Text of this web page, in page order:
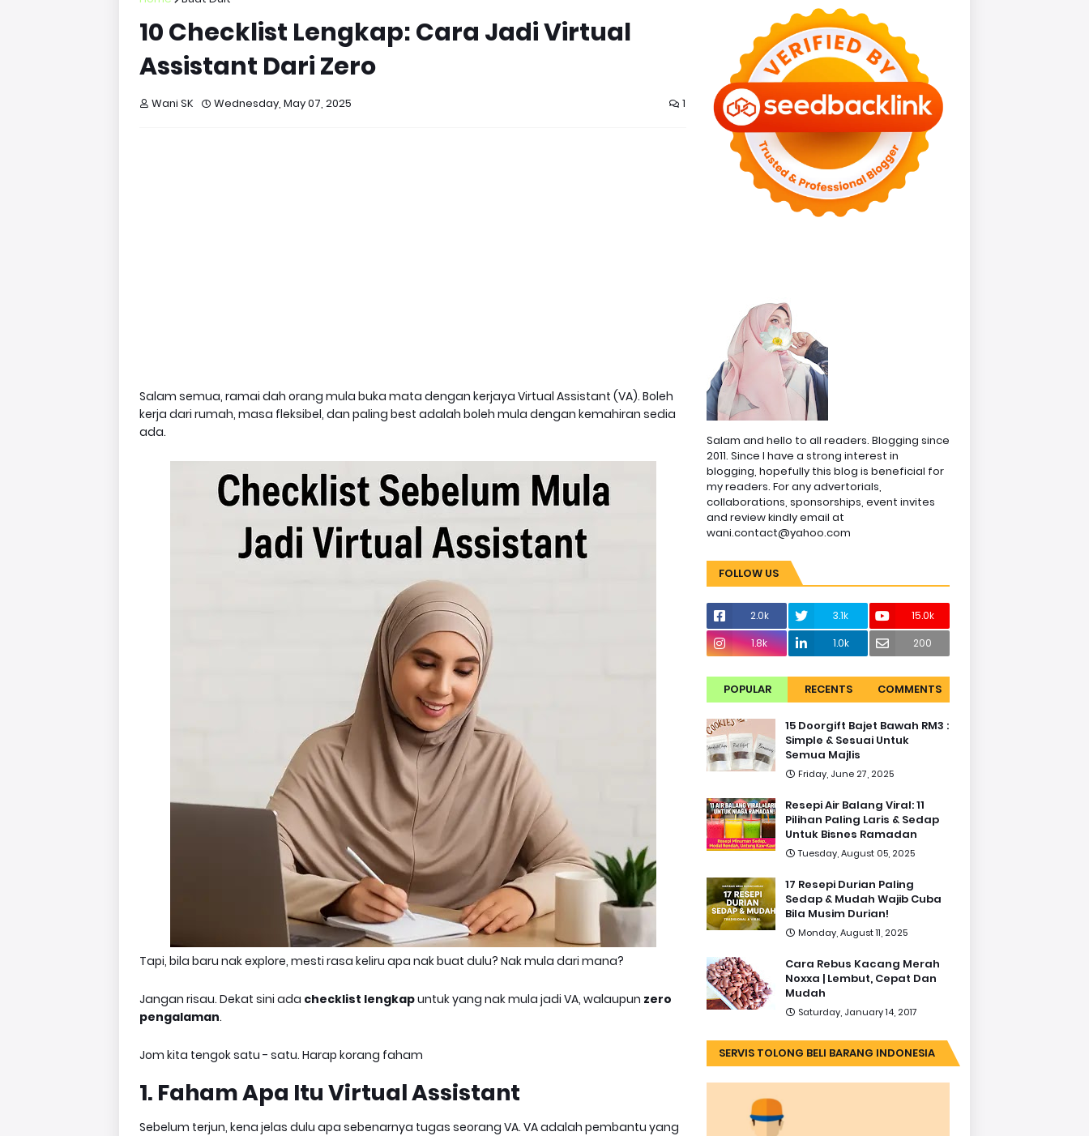
10 Checklist Lengkap: Cara Jadi Virtual
Assistant Dari Zero
Wani SK Wednesday, May 07, 2025 1
Salam semua, ramai dah orang mula buka mata dengan kerjaya Virtual Assistant (VA). Boleh
kerja dari rumah, masa fleksibel, dan paling best adalah boleh mula dengan kemahiran sedia
ada.
Tapi, bila baru nak explore, mesti rasa keliru apa nak buat dulu? Nak mula dari mana?
Jangan risau. Dekat sini ada checklist lengkapuntuk yang nak mula jadi VA, walaupun zero
pengalaman.
Jom kita tengok satu - satu. Harap korang faham
1. Faham Apa Itu Virtual Assistant
Sebelum terjun, kena jelas dulu apa sebenarnya tugas seorang VA. VA adalah pembantu yang
Salam and hello to all readers. Blogging since
2011. Since I have a strong interest in
blogging, hopefully this blog is beneficial for
my readers. For any advertorials,
collaborations, sponsorships, event invites
and review kindly email at
wani.contact@yahoo.com
FOLLOW US
2.0k 3.1k
15.0k
1.8k
1.0k 200
POPULAR RECENTS COMMENTS
15 Doorgift Bajet Bawah RM3 :
Simple & Sesuai Untuk
Semua Majlis
Friday, June 27, 2025
Resepi Air Balang Viral: 11
Pilihan Paling Laris & Sedap
Untuk Bisnes Ramadan
Tuesday, August 05, 2025
17 Resepi Durian Paling
Sedap & Mudah Wajib Cuba
Bila Musim Durian!
Monday, August 11, 2025
Cara Rebus Kacang Merah
Noxxa | Lembut, Cepat Dan
Mudah
Saturday, January 14, 2017
SERVIS TOLONG BELI BARANG INDONESIA